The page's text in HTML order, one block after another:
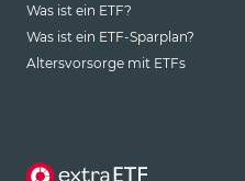
Was ist ein ETF?
Was ist ein ETF-Sparplan?
Altersvorsorge mit ETFs